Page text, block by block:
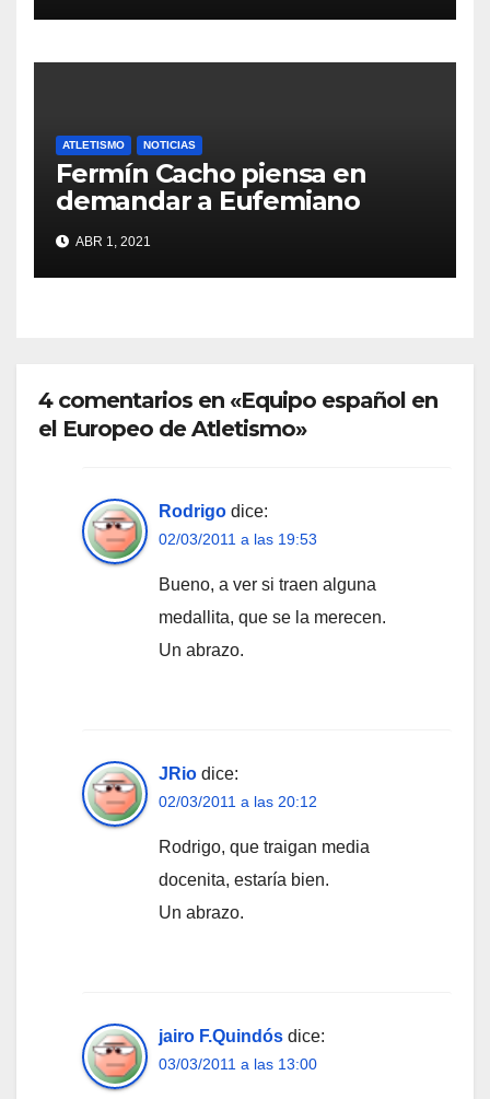
ATLETISMO NOTICIAS
Fermín Cacho piensa en
demandar a Eufemiano
Fuentes
ABR 1, 2021
4 comentarios en «Equipo español en
el Europeo de Atletismo»
Rodrigo dice:
02/03/2011 a las 19:53
Bueno, a ver si traen alguna
medallita, que se la merecen.
Un abrazo.
JRio dice:
02/03/2011 a las 20:12
Rodrigo, que traigan media
docenita, estaría bien.
Un abrazo.
jairo F.Quindós dice:
03/03/2011 a las 13:00